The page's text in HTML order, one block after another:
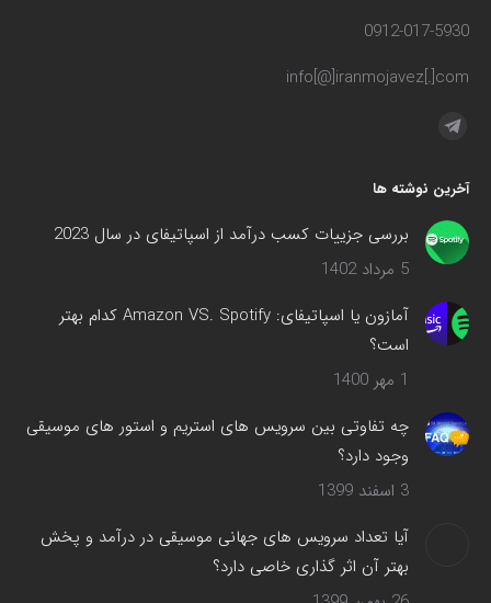
0912-017-5930
info[@]iranmojavez[.]com
مارا در اینجا پیدا کنید:
تلگرام
در
پنجره
جدید
می‌شود
آخرین نوشته ها
بررسی جزییات کسب درآمد از اسپاتیفای در سال 2023
5 مرداد 1402
آمازون یا اسپاتیفای: Amazon VS. Spotify کدام بهتر
است؟
1 مهر 1400
چه تفاوتی بین سرویس های استریم و استور های موسیقی
وجود دارد؟
3 اسفند 1399
آیا تعداد سرویس های جهانی موسیقی در درآمد و پخش
بهتر آن اثر گذاری خاصی دارد؟